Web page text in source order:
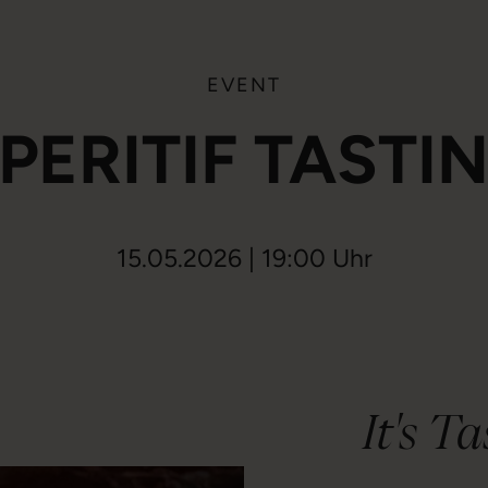
EVENT
15.05.2026 | 19:00 Uhr
It's